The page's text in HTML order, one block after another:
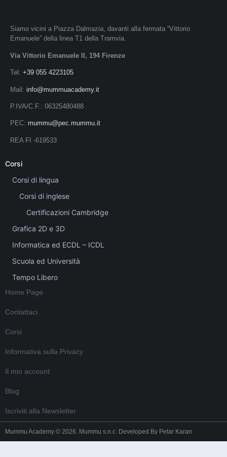
Siamo vicini a Piazza Dalmazia, davanti alla fermata “Vittorio
Emanuele” della linea T1 della Tramvia.
Via Vittorio Emanuele II, 194 Firenze
Tel: +39 055 4223105
Mail: info@mummuacademy.it
P.IVA/C.F.: 06325480488
PEC: mummu@pec.mummu.it
REA FI -619533
Corsi
Corsi di lingua
Corsi di inglese
Certificazioni Cambridge
Grafica 2D e 3D
Informatica ed ECDL – ICDL
Scuola ed Università
Tempo Libero
Home Page
Contattaci
Corsi
Informativa sulla Privacy
Il mio account
Blog
Iscriviti alla Newsletter
Mummu Academy © 2026. Mummu s.n.c. Developed By Petar Karan